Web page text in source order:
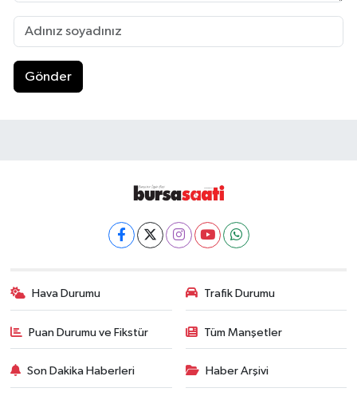
Gönder
Hava Durumu Trafik Durumu
Puan Durumu ve Fikstür Tüm Manşetler
Son Dakika Haberleri Haber Arşivi